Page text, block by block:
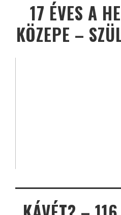
17 ÉVES A
KÖZEPE –